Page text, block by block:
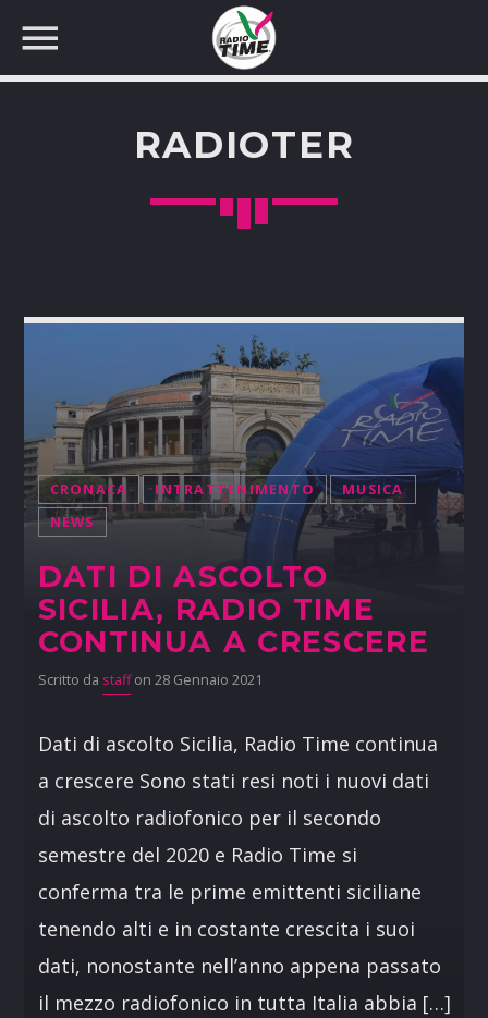
RADIOTER
CRONACA INTRATTENIMENTO
MUSICA
NEWS
DATI DI ASCOLTO
SICILIA, RADIO TIME
CONTINUA A CRESCERE
Scritto da staffon 28 Gennaio 2021
Dati di ascolto Sicilia, Radio Time continua
a crescere Sono stati resi noti i nuovi dati
di ascolto radiofonico per il secondo
semestre del 2020 e Radio Time si
conferma tra le prime emittenti siciliane
tenendo alti e in costante crescita i suoi
dati, nonostante nell’anno appena passato
il mezzo radiofonico in tutta Italia abbia […]